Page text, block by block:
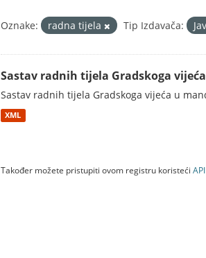
Oznake: radna tijela Tip Izdavača:
Sastav radnih tijela Gradskoga vijeća
Sastav radnih tijela Gradskoga vijeća u
XML
Također možete pristupiti ovom registru koristeći API